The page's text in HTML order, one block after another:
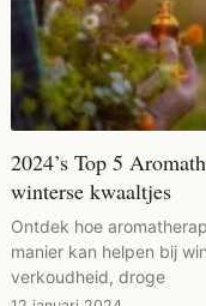
2024’s Top 5
winterse kwaaltjes
Ontdek hoe
manier kan helpen bij
verkoudheid, droge